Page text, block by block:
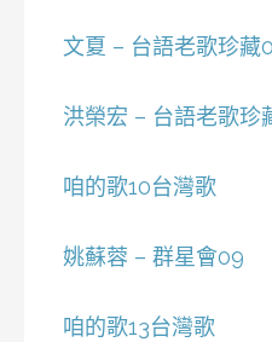
文夏 – 台語老歌珍藏
洪榮宏 – 台語老歌珍
咱的歌10台灣歌
姚蘇蓉 – 群星會09
咱的歌13台灣歌